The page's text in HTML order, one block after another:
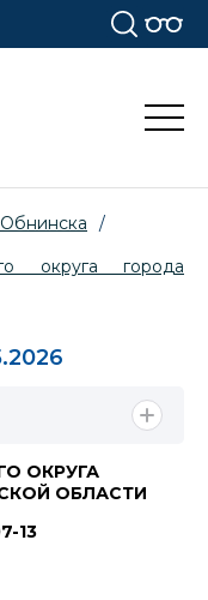
/
округа города
ОКРУГА
ОБЛАСТИ
13